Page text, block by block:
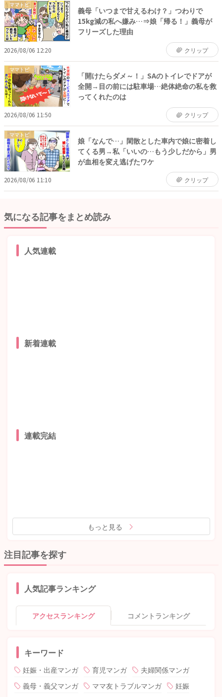
ママトピ
義母「いつまで甘えるわけ？」つわりで
15kg減の私へ嫌み…⇒娘「帰る！」義母が
フリーズした理由
2026/08/06 12:20 クリップ
ママトピ
「開けたらダメ～！」SAのトイレでドアが
全開→目の前には駐車場…絶体絶命の私を救
ってくれたのは
2026/08/06 11:50 クリップ
ママトピ
娘「なんで…」閑散とした車内で娘に密着し
てくる男→私「いいの…もう少しだから」男
が血相を変え逃げたワケ
2026/08/06 11:10 クリップ
気になる記事をまとめ読み
人気連載
新着連載
連載完結
もっと見る
注目記事を探す
人気記事ランキング
アクセスランキング コメントランキング
キーワード
妊娠・出産マンガ 育児マンガ
夫婦関係マンガ
義母・義父マンガ
ママ友トラブルマンガ
妊娠